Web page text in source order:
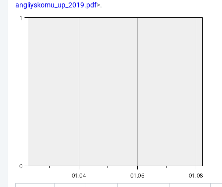
angliyskomu_up_2019.pdf>.